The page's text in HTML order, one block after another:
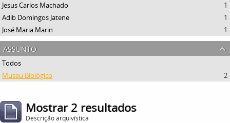
Jesus Carlos Machado
1
Adib Domingos Jatene
1
José Maria Marin
1
assunto
Todos
Museu Biológico
2
Mostrar 2 resultados
Descrição arquivística